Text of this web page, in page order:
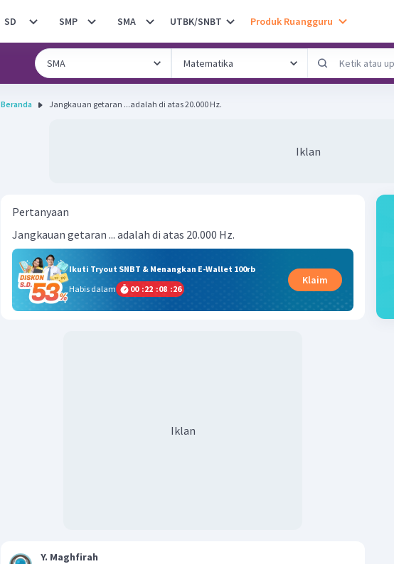
SD SMP SMA UTBK/SNBT Produk Ruangguru
Beranda Jangkauan getaran ...adalah di atas 20.000 Hz.
Iklan
Pertanyaan
Jangkauan getaran ... adalah di atas 20.000 Hz.
Ikuti Tryout SNBT & Menangkan E-Wallet 100rb
Habis dalam
00 :22 :08 :26
Klaim
Iklan
Y. Maghfirah